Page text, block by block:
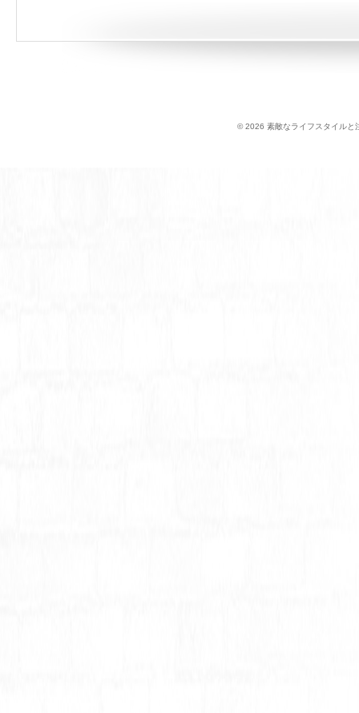
© 2026 素敵なライフスタイルと